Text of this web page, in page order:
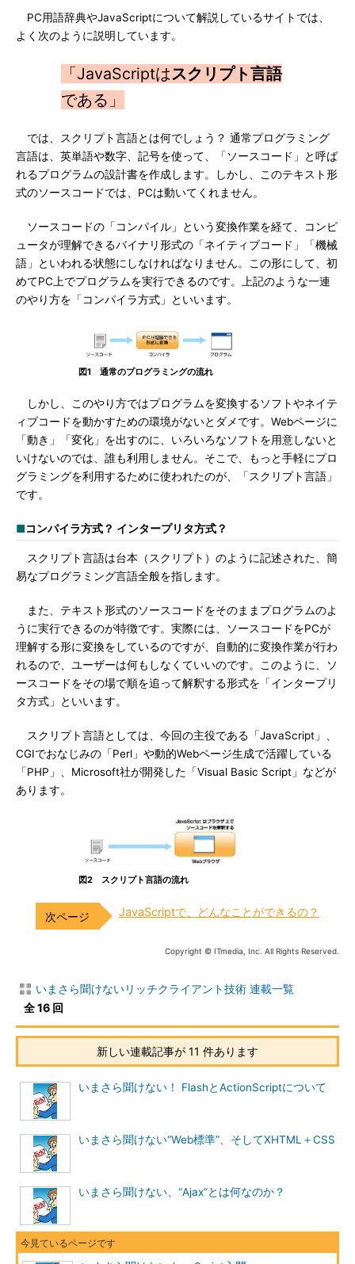
PC用語辞典やJavaScriptについて解説しているサイトでは、
よく次のように説明しています。
「JavaScriptはスクリプト言語
である」
では、スクリプト言語とは何でしょう？ 通常プログラミング
言語は、英単語や数字、記号を使って、「ソースコード」と呼ば
れるプログラムの設計書を作成します。しかし、このテキスト形
式のソースコードでは、PCは動いてくれません。
ソースコードの「コンパイル」という変換作業を経て、コンピ
ュータが理解できるバイナリ形式の「ネイティブコード」「機械
語」といわれる状態にしなければなりません。この形にして、初
めてPC上でプログラムを実行できるのです。上記のような一連
のやり方を「コンパイラ方式」といいます。
図1 通常のプログラミングの流れ
しかし、このやり方ではプログラムを変換するソフトやネイテ
ィブコードを動かすための環境がないとダメです。Webページに
「動き」「変化」を出すのに、いろいろなソフトを用意しないと
いけないのでは、誰も利用しません。そこで、もっと手軽にプロ
グラミングを利用するために使われたのが、「スクリプト言語」
です。
■コンパイラ方式？ インタープリタ方式？
スクリプト言語は台本（スクリプト）のように記述された、簡
易なプログラミング言語全般を指します。
また、テキスト形式のソースコードをそのままプログラムのよ
うに実行できるのが特徴です。実際には、ソースコードをPCが
理解する形に変換をしているのですが、自動的に変換作業が行わ
れるので、ユーザーは何もしなくていいのです。このように、ソ
ースコードをその場で順を追って解釈する形式を「インタープリ
タ方式」といいます。
スクリプト言語としては、今回の主役である「JavaScript」、
CGIでおなじみの「Perl」や動的Webページ生成で活躍している
「PHP」、Microsoft社が開発した「Visual Basic Script」などが
あります。
図2 スクリプト言語の流れ
JavaScriptで、どんなことができるの？
Copyright © ITmedia, Inc. All Rights Reserved.
いまさら聞けないリッチクライアント技術 連載一覧
全 16 回
新しい連載記事が 11 件あります
いまさら聞けない！ FlashとActionScriptについて
いまさら聞けない“Web標準”、そしてXHTML＋CSS
いまさら聞けない、“Ajax”とは何なのか？